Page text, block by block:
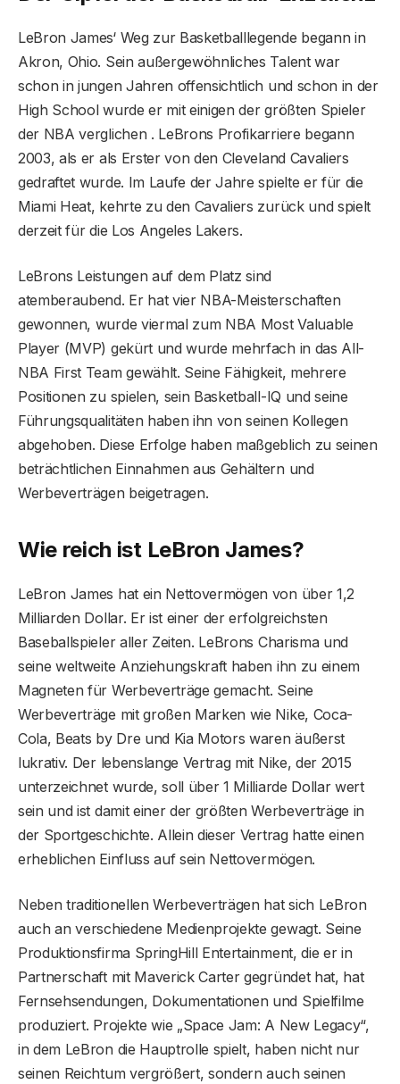
LeBron James‘ Weg zur Basketballlegende begann in
Akron, Ohio. Sein außergewöhnliches Talent war
schon in jungen Jahren offensichtlich und schon in der
High School wurde er mit einigen der größten Spieler
der NBA verglichen . LeBrons Profikarriere begann
2003, als er als Erster von den Cleveland Cavaliers
gedraftet wurde. Im Laufe der Jahre spielte er für die
Miami Heat, kehrte zu den Cavaliers zurück und spielt
derzeit für die Los Angeles Lakers.
LeBrons Leistungen auf dem Platz sind
atemberaubend. Er hat vier NBA-Meisterschaften
gewonnen, wurde viermal zum NBA Most Valuable
Player (MVP) gekürt und wurde mehrfach in das All-
NBA First Team gewählt. Seine Fähigkeit, mehrere
Positionen zu spielen, sein Basketball-IQ und seine
Führungsqualitäten haben ihn von seinen Kollegen
abgehoben. Diese Erfolge haben maßgeblich zu seinen
beträchtlichen Einnahmen aus Gehältern und
Werbeverträgen beigetragen.
Wie reich ist LeBron James?
LeBron James hat ein Nettovermögen von über 1,2
Milliarden Dollar. Er ist einer der erfolgreichsten
Baseballspieler aller Zeiten. LeBrons Charisma und
seine weltweite Anziehungskraft haben ihn zu einem
Magneten für Werbeverträge gemacht. Seine
Werbeverträge mit großen Marken wie Nike, Coca-
Cola, Beats by Dre und Kia Motors waren äußerst
lukrativ. Der lebenslange Vertrag mit Nike, der 2015
unterzeichnet wurde, soll über 1 Milliarde Dollar wert
sein und ist damit einer der größten Werbeverträge in
der Sportgeschichte. Allein dieser Vertrag hatte einen
erheblichen Einfluss auf sein Nettovermögen.
Neben traditionellen Werbeverträgen hat sich LeBron
auch an verschiedene Medienprojekte gewagt. Seine
Produktionsfirma SpringHill Entertainment, die er in
Partnerschaft mit Maverick Carter gegründet hat, hat
Fernsehsendungen, Dokumentationen und Spielfilme
produziert. Projekte wie „Space Jam: A New Legacy“,
in dem LeBron die Hauptrolle spielt, haben nicht nur
seinen Reichtum vergrößert, sondern auch seinen